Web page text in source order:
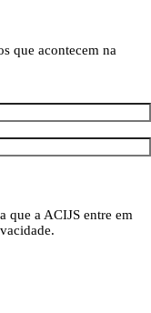
que acontecem na
que a ACIJS entre em